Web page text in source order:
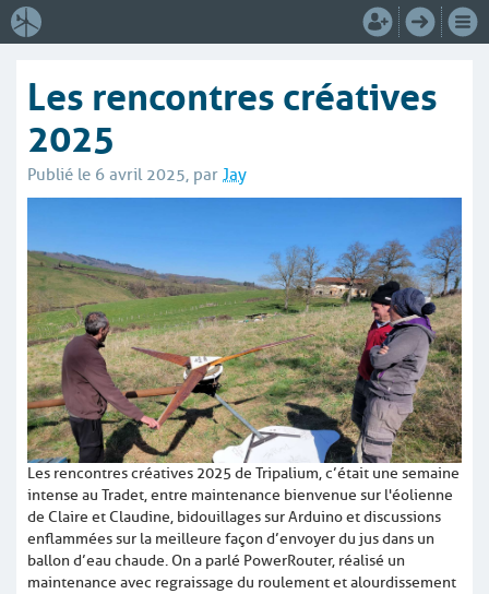
Les rencontres créatives
2025
Publié le 6 avril 2025, par Jay
Les rencontres créatives 2025 de Tripalium, c’était une semaine
intense au Tradet, entre maintenance bienvenue sur l'éolienne
de Claire et Claudine, bidouillages sur Arduino et discussions
enflammées sur la meilleure façon d’envoyer du jus dans un
ballon d’eau chaude. On a parlé PowerRouter, réalisé un
maintenance avec regraissage du roulement et alourdissement